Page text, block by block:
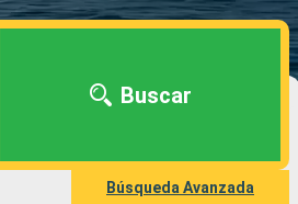
Buscar
Búsqueda Avanzada